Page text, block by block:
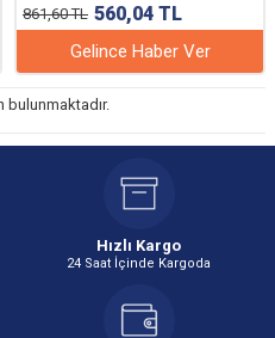
861,60TL 560,04 TL
Gelince Haber Ver
bulunmaktadır.
Hızlı Kargo
24 Saat İçinde Kargoda